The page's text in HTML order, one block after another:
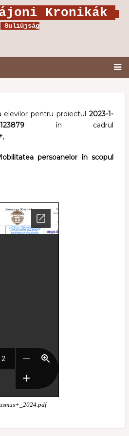
Kronikák
Suliújság
elevilor pentru proiectul 2023-1-
în cadrul
,
persoanelor în scopul